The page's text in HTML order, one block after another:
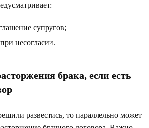
супругов;
несогласии.
брака, если есть
развестись, то параллельно может